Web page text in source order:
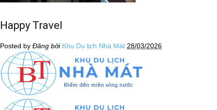
Happy Travel
Posted by Đăng bởi Khu Du lịch Nhà Mát 28/03/2026